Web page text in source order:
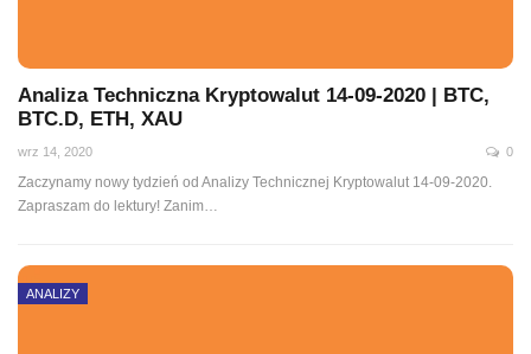
Analiza Techniczna Kryptowalut 14-09-2020 | BTC,
BTC.D, ETH, XAU
wrz 14, 2020 0
Zaczynamy nowy tydzień od Analizy Technicznej Kryptowalut 14-09-2020.
Zapraszam do lektury! Zanim
ANALIZY